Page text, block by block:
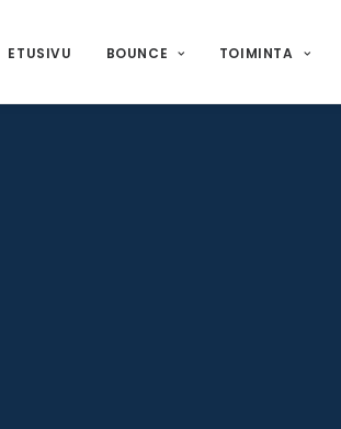
ETUSIVU BOUNCE TOIMINTA